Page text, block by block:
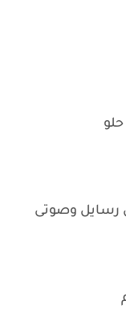
رسايل وصوتى